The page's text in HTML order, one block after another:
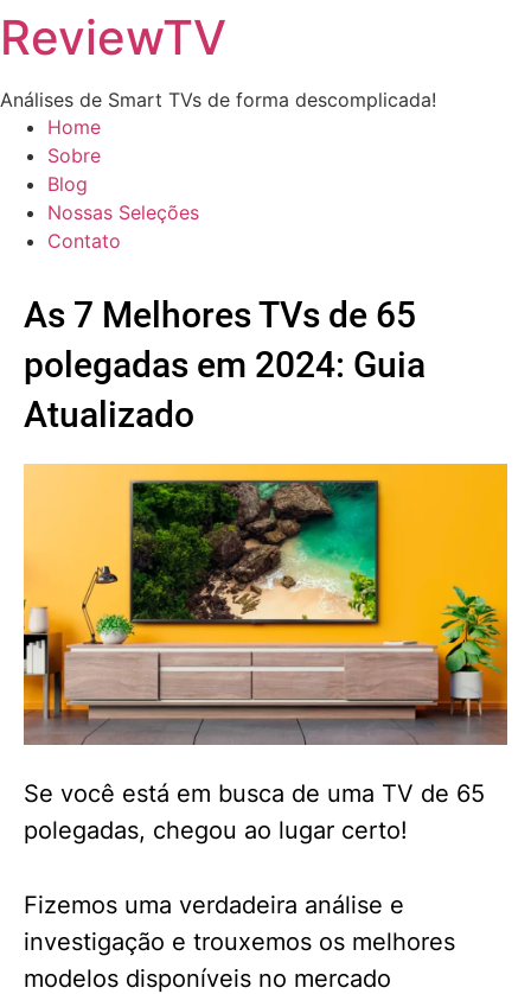
ReviewTV
Análises de Smart TVs de forma descomplicada!
Home
Sobre
Blog
Nossas Seleções
Contato
As 7 Melhores TVs de 65
polegadas em 2024: Guia
Atualizado
Se você está em busca de uma TV de 65
polegadas, chegou ao lugar certo!
Fizemos uma verdadeira análise e
investigação e trouxemos os melhores
modelos disponíveis no mercado